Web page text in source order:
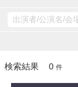
検索結果 0 件